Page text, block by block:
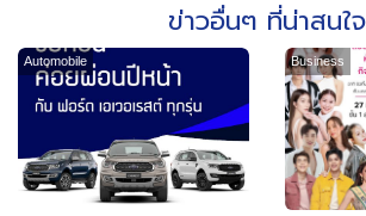
ข่าวอื่นๆ ที่น่าสนใจ
Automobile Business